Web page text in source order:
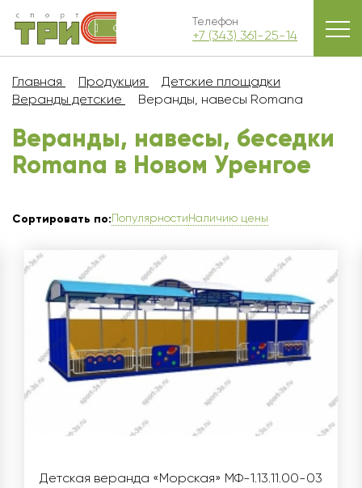
Телефон
+7 (343) 361-25-14
Главная Продукция
Детские площадки
Веранды детские
Веранды, навесы Romana
Веранды, навесы, беседки
Romana в Новом Уренгое
Сортировать по:ПопулярностиНаличию цены
Детская веранда «Морская» МФ-1.13.11.00-03